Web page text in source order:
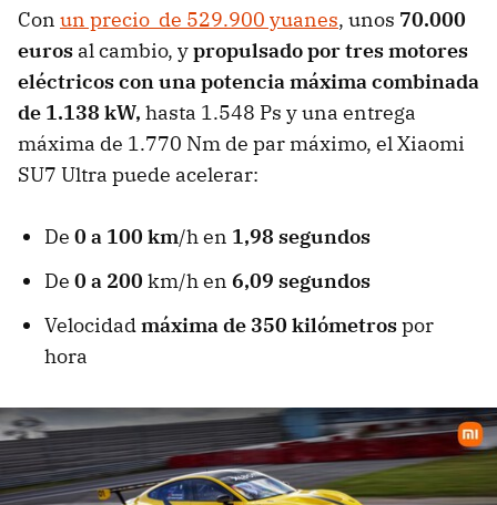
Con un precio de 529.900 yuanes, unos 70.000
euros al cambio, ypropulsado por tres motores
eléctricos con una potencia máxima combinada
de 1.138 kW, hasta 1.548 Ps y una entrega
máxima de 1.770 Nm de par máximo, el Xiaomi
SU7 Ultra puede acelerar:
De 0 a 100 km/h en 1,98 segundos
De 0 a 200 km/h en 6,09 segundos
Velocidadmáxima de 350 kilómetrospor
hora